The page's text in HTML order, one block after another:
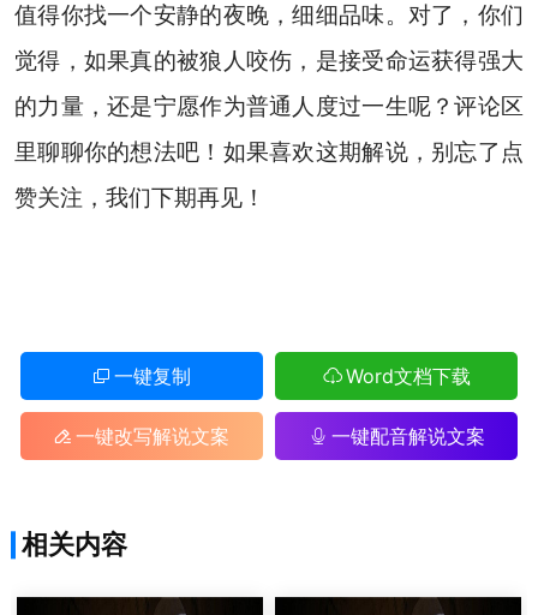
值得你找一个安静的夜晚，细细品味。对了，你们
觉得，如果真的被狼人咬伤，是接受命运获得强大
的力量，还是宁愿作为普通人度过一生呢？评论区
里聊聊你的想法吧！如果喜欢这期解说，别忘了点
赞关注，我们下期再见！
一键复制 Word文档下载
一键改写解说文案 一键配音解说文案
相关内容